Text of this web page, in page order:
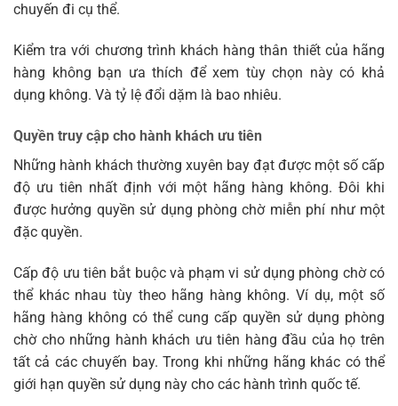
chuyến đi cụ thể.
Kiểm tra với chương trình khách hàng thân thiết của hãng
hàng không bạn ưa thích để xem tùy chọn này có khả
dụng không. Và tỷ lệ đổi dặm là bao nhiêu.
Quyền truy cập cho hành khách ưu tiên
Những hành khách thường xuyên bay đạt được một số cấp
độ ưu tiên nhất định với một hãng hàng không. Đôi khi
được hưởng quyền sử dụng phòng chờ miễn phí như một
đặc quyền.
Cấp độ ưu tiên bắt buộc và phạm vi sử dụng phòng chờ có
thể khác nhau tùy theo hãng hàng không. Ví dụ, một số
hãng hàng không có thể cung cấp quyền sử dụng phòng
chờ cho những hành khách ưu tiên hàng đầu của họ trên
tất cả các chuyến bay. Trong khi những hãng khác có thể
giới hạn quyền sử dụng này cho các hành trình quốc tế.